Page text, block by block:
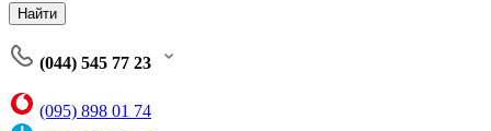
Найти
(044) 545 77 23
(095) 898 01 74